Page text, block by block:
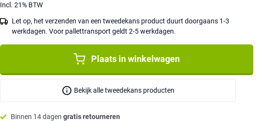
Incl. 21% BTW
Let op, het verzenden van een tweedekans product duurt doorgaans 1-3
werkdagen. Voor pallettransport geldt 2-5 werkdagen.
Plaats in winkelwagen
Bekijk alle tweedekans producten
Binnen 14 dagen gratis retourneren